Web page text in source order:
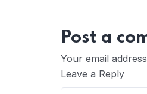
Post a
Your email
Leave a Reply